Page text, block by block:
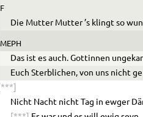
F
Die Mutter Mutter ’s klingt so
MEPH
Das ist es auch. Gottinnen
Euch Sterblichen, von uns nicht
[***]
Nicht Nacht nicht Tag in ewger